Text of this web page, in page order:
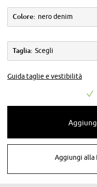
Colore: nero denim
Taglia: Scegli
Guida taglie e vestibilità
Aggiungi alla